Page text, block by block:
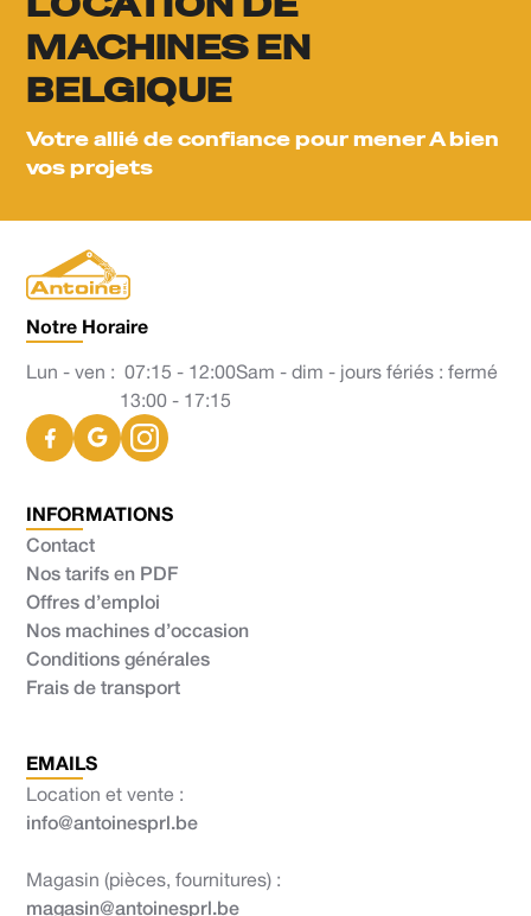
MACHINES EN
BELGIQUE
Votre allié de confiance pour mener A bien
vos projets
Notre Horaire
Lun - ven : 07:15 - 12:00
13:00 - 17:15
Sam - dim - jours fériés : fermé
INFORMATIONS
Contact
Nos tarifs en PDF
Offres d’emploi
Nos machines d’occasion
Conditions générales
Frais de transport
EMAILS
Location et vente :
info@antoinesprl.be
Magasin (pièces, fournitures) :
magasin@antoinesprl.be